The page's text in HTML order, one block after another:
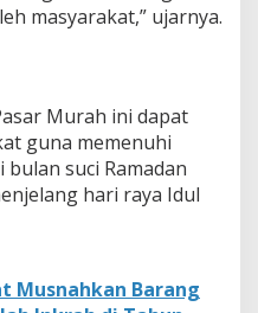
masyarakat,” ujarnya.
Murah ini dapat
guna memenuhi
suci Ramadan
hari raya Idul
Musnahkan Barang